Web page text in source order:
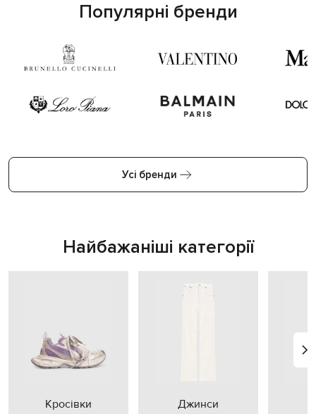
Популярні бренди
Усі бренди
Найбажаніші категорії
Кросівки Джинси